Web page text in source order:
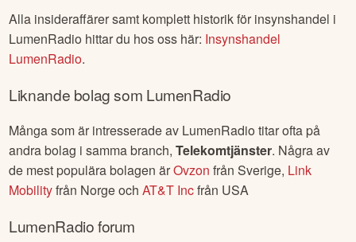
Alla insideraffärer samt komplett historik för insynshandel i
LumenRadio hittar du hos oss här: Insynshandel
LumenRadio.
Liknande bolag som LumenRadio
Många som är intresserade av LumenRadio titar ofta på
andra bolag i samma branch,Telekomtjänster. Några av
de mest populära bolagen ärOvzon frånSverige, Link
Mobilityfrån NorgeochAT&T Incfrån USA
LumenRadioforum